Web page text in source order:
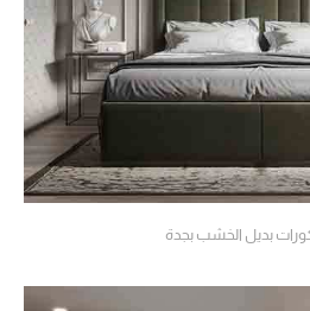
بديل الخشب بجدة